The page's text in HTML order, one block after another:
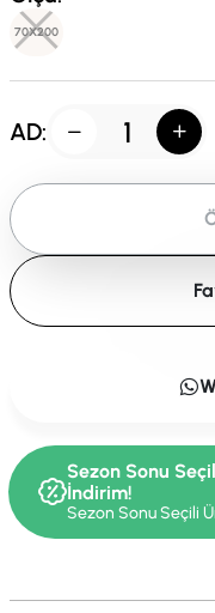
70X200
AD:
Sezon Sonu
İndirim!
Sezon Sonu Seçili